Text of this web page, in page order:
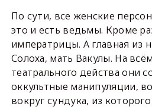
По сути, все женские
это и есть ведьмы. Кроме
императрицы. А главная из
Солоха, мать Вакулы. На
театрального действа они
оккультные манипуляции,
вокруг сундука, из